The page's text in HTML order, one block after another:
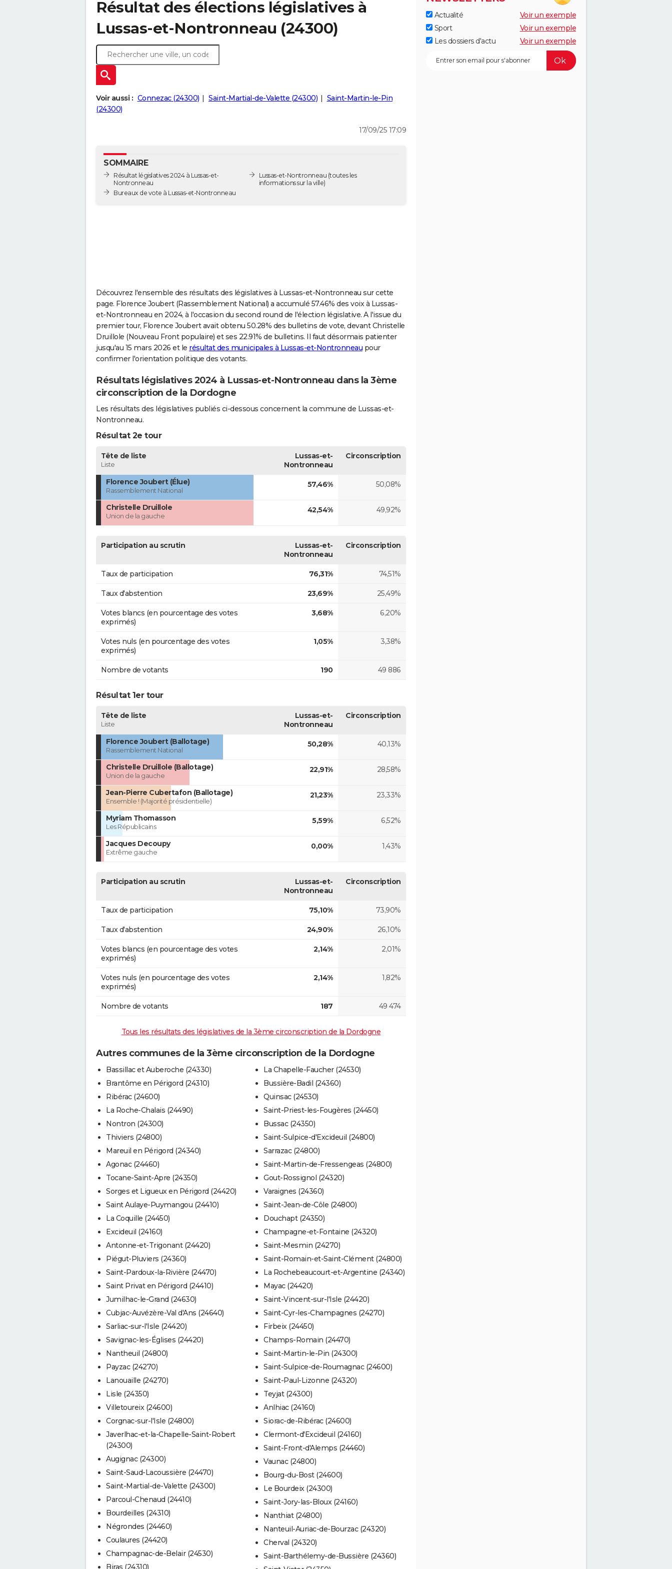
Résultat des élections législatives à
Lussas-et-Nontronneau (24300)
Voir aussi : Connezac (24300) Saint-Martial-de-Valette (24300)
Saint-Martin-le-Pin
(24300)
17/09/25 17:09
SOMMAIRE
Résultat législatives 2024 à Lussas-et-
Nontronneau
Bureaux de vote à Lussas-et-Nontronneau
Lussas-et-Nontronneau (toutes les
informations sur la ville)
Découvrez l'ensemble des résultats des législatives à Lussas-et-Nontronneau sur cette
page. Florence Joubert (Rassemblement National) a accumulé 57.46% des voix à Lussas-
et-Nontronneau en 2024, à l'occasion du second round de l'élection législative. A l'issue du
premier tour, Florence Joubert avait obtenu 50.28% des bulletins de vote, devant Christelle
Druillole (Nouveau Front populaire) et ses 22.91% de bulletins. Il faut désormais patienter
jusqu'au 15 mars 2026 et le résultat des municipales à Lussas-et-Nontronneau pour
confirmer l'orientation politique des votants.
Résultats législatives 2024 à Lussas-et-Nontronneau dans la 3ème
circonscription de la Dordogne
Les résultats des législatives publiés ci-dessous concernent la commune de Lussas-et-
Nontronneau.
Résultat 2e tour
Tête de liste
Liste
Lussas-et-
Nontronneau
Circonscription
Florence Joubert (Élue)
Rassemblement National
57,46% 50,08%
Christelle Druillole
Union de la gauche
42,54% 49,92%
Participation au scrutin
Lussas-et-
Nontronneau
Circonscription
Taux de participation 76,31% 74,51%
Taux d'abstention 23,69% 25,49%
Votes blancs (en pourcentage des votes
exprimés)
3,68% 6,20%
Votes nuls (en pourcentage des votes
exprimés)
1,05% 3,38%
Nombre de votants 190 49 886
Résultat 1er tour
Tête de liste
Liste
Lussas-et-
Nontronneau
Circonscription
Florence Joubert (Ballotage)
Rassemblement National
50,28% 40,13%
Christelle Druillole (Ballotage)
Union de la gauche
22,91% 28,58%
Jean-Pierre Cubertafon (Ballotage)
Ensemble ! (Majorité présidentielle)
21,23% 23,33%
Myriam Thomasson
Les Républicains
5,59% 6,52%
Jacques Decoupy
Extrême gauche
0,00% 1,43%
Participation au scrutin
Lussas-et-
Nontronneau
Circonscription
Taux de participation 75,10% 73,90%
Taux d'abstention 24,90% 26,10%
Votes blancs (en pourcentage des votes
exprimés)
2,14% 2,01%
Votes nuls (en pourcentage des votes
exprimés)
2,14% 1,82%
Nombre de votants 187 49 474
Tous les résultats des législatives de la 3ème circonscription de la Dordogne
Autres communes de la 3ème circonscription de la Dordogne
Bassillac et Auberoche (24330)
Brantôme en Périgord (24310)
Ribérac (24600)
La Roche-Chalais (24490)
Nontron (24300)
Thiviers (24800)
Mareuil en Périgord (24340)
Agonac (24460)
Tocane-Saint-Apre (24350)
Sorges et Ligueux en Périgord (24420)
Saint Aulaye-Puymangou (24410)
La Coquille (24450)
Excideuil (24160)
Antonne-et-Trigonant (24420)
Piégut-Pluviers (24360)
Saint-Pardoux-la-Rivière (24470)
Saint Privat en Périgord (24410)
Jumilhac-le-Grand (24630)
Cubjac-Auvézère-Val d'Ans (24640)
Sarliac-sur-l'Isle (24420)
Savignac-les-Églises (24420)
Nantheuil (24800)
Payzac (24270)
Lanouaille (24270)
Lisle (24350)
Villetoureix (24600)
Corgnac-sur-l'Isle (24800)
Javerlhac-et-la-Chapelle-Saint-Robert
(24300)
Augignac (24300)
Saint-Saud-Lacoussière (24470)
Saint-Martial-de-Valette (24300)
Parcoul-Chenaud (24410)
Bourdeilles (24310)
Négrondes (24460)
Coulaures (24420)
Champagnac-de-Belair (24530)
Biras (24310)
La Chapelle-Faucher (24530)
Bussière-Badil (24360)
Quinsac (24530)
Saint-Priest-les-Fougères (24450)
Bussac (24350)
Saint-Sulpice-d'Excideuil (24800)
Sarrazac (24800)
Saint-Martin-de-Fressengeas (24800)
Gout-Rossignol (24320)
Varaignes (24360)
Saint-Jean-de-Côle (24800)
Douchapt (24350)
Champagne-et-Fontaine (24320)
Saint-Mesmin (24270)
Saint-Romain-et-Saint-Clément (24800)
La Rochebeaucourt-et-Argentine (24340)
Mayac (24420)
Saint-Vincent-sur-l'Isle (24420)
Saint-Cyr-les-Champagnes (24270)
Firbeix (24450)
Champs-Romain (24470)
Saint-Martin-le-Pin (24300)
Saint-Sulpice-de-Roumagnac (24600)
Saint-Paul-Lizonne (24320)
Teyjat (24300)
Anlhiac (24160)
Siorac-de-Ribérac (24600)
Clermont-d'Excideuil (24160)
Saint-Front-d'Alemps (24460)
Vaunac (24800)
Bourg-du-Bost (24600)
Le Bourdeix (24300)
Saint-Jory-las-Bloux (24160)
Nanthiat (24800)
Nanteuil-Auriac-de-Bourzac (24320)
Cherval (24320)
Saint-Barthélemy-de-Bussière (24360)
Actualité
Voir un exemple
Sport
Voir un exemple
Les dossiers d'actu
Voir un exemple